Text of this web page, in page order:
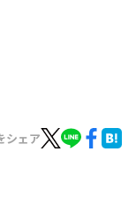
シェア